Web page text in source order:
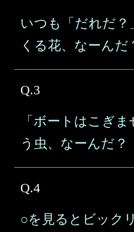
いつも「だれだ？
くる花、なーんだ
Q.3
「ボートはこぎ
う虫、なーんだ？
Q.4
○を見るとビック